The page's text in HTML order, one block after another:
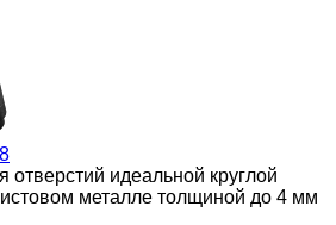
идеальной круглой
металле толщиной до 4 мм